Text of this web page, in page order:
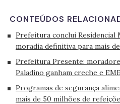
CONTEÚDOS
Prefeitura conclui Residencial
moradia definitiva para mais
Prefeitura Presente:
Paladino ganham creche e
Programas de segurança
mais de 50 milhões de